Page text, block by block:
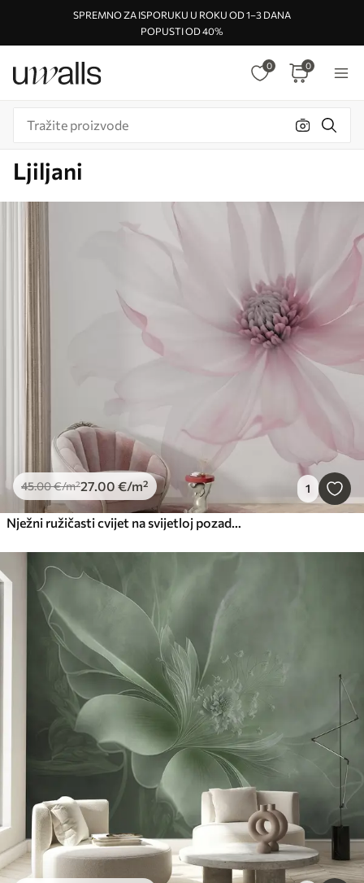
SPREMNO ZA ISPORUKU U ROKU OD 1–3 DANA
POPUSTI OD 40%
0 0
Ljiljani
45.00€/m²27.00 €/m² 1
Nježni ružičasti cvijet na svijetloj pozadini